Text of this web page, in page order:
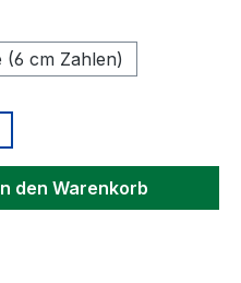
(6 cm Zahlen)
den
den Warenkorb